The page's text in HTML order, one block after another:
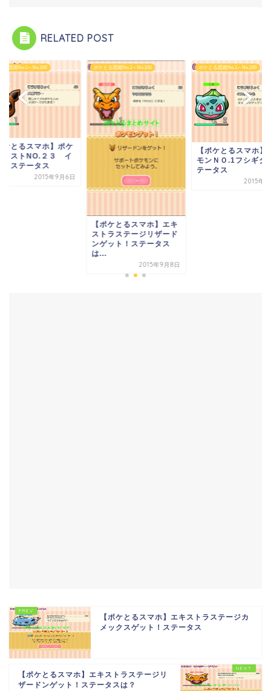
RELATED POST
る図鑑No.1～No.100
ケとるスマホ】ポケ
リストNO.２３ イ
イステータス
2015年9月6日
ポケとる図鑑No.1～No.100
【ポケとるスマホ】エキ
ストラステージリザード
ンゲット！ステータス
は...
2015年9月8日
ポケとる図鑑No.1～No.100
【ポケとるスマホ】
モンＮＯ.1フシギダ
テータス
2015年9
【ポケとるスマホ】エキストラステージカ
メックスゲット！ステータス
【ポケとるスマホ】エキストラステージリ
ザードンゲット！ステータスは？